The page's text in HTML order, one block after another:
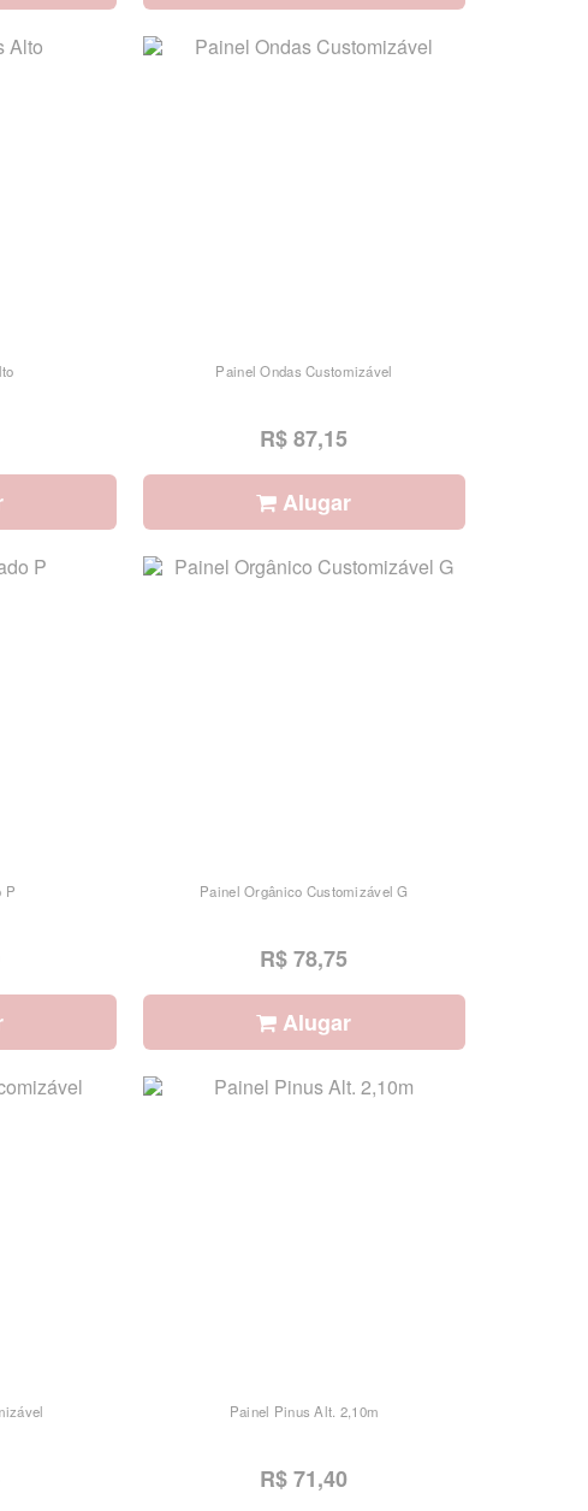
Painel Ondas Customizável
R$ 87,15
Alugar
P Painel Orgânico Customizável G
R$ 78,75
Alugar
Painel Pinus Alt. 2,10m
R$ 71,40